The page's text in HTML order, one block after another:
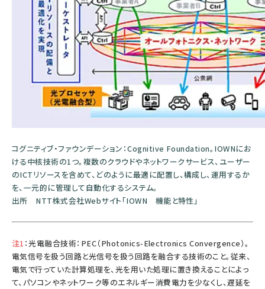
コグニティブ・ファウンデーション：Cognitive Foundation。IOWNにお
ける中核技術の1つ。複数のクラウドやネットワークサービス、ユーザー
のICTリソースを含めて、どのように最適に配置し、構成し、運用するか
を、一元的に管理して自動化するシステム。
出所 NTT株式会社Webサイト「IOWN 機能と特性」
注1 ：光電融合技術：PEC（Photonics-Electronics Convergence）。
電気信号を扱う回路と光信号を扱う回路を融合する技術のこと。従来、
電気で行っていた計算処理を、光を用いた処理に置き換えることによっ
て、パソコンやネットワーク等のエネルギー消費電力を少なくし、遅延を